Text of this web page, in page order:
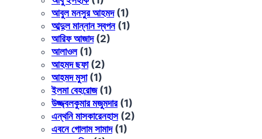
আবুল মনসুর আহমদ(1)
আব্দুল মান্নান স্বপন(1)
আরিফ আজাদ(2)
আলাওল(1)
আহমদ ছফা(2)
আহমদ মুসা(1)
ইলমা বেহরোজ(1)
উজ্জ্বলকুমার মজুমদার(1)
এন্থনি মাসকারেনহাস(2)
এবনে গোলাম সামাদ(1)